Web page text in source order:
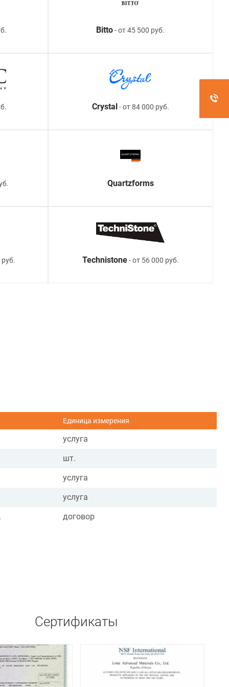
Bitto- от 45 500 руб.
Crystal - от 84 000 руб.
Quartzforms
Technistone- от 56 000 руб.
Единица измерения
услуга
шт.
услуга
услуга
договор
Сертификаты